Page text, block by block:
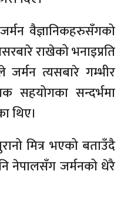
वैज्ञानिकहरुसँगको
राखेको भनाइप्रति
जर्मन त्यसबारे गम्भीर
सहयोगका सन्दर्भमा
थिए।
मित्र भएको बताउँदै
नेपालसँग जर्मनको धेरै